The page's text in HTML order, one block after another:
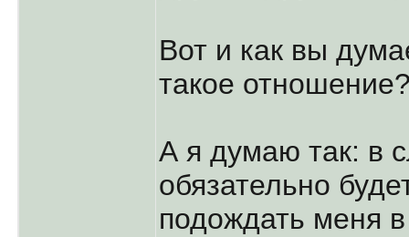
Вот и как вы
такое
А я думаю так: в
обязательно
подождать меня